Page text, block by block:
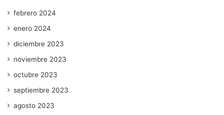
febrero 2024
enero 2024
diciembre 2023
noviembre 2023
octubre 2023
septiembre 2023
agosto 2023